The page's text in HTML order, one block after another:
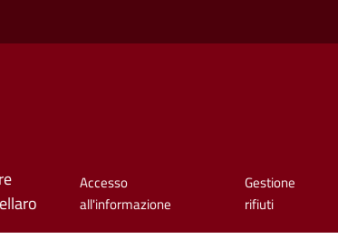
Accesso
all'informazione
Gestione
rifiuti